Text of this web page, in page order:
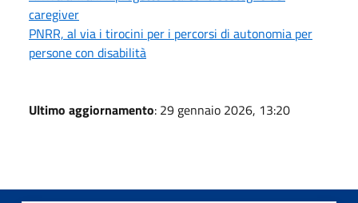
caregiver
PNRR, al via i tirocini per i percorsi di autonomia per
persone con disabilità
Ultimo aggiornamento: 29 gennaio 2026, 13:20